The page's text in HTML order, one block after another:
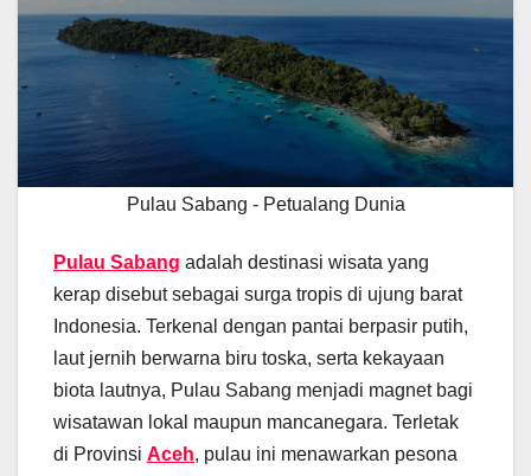
Pulau Sabang - Petualang Dunia
Pulau Sabang adalah destinasi wisata yang
kerap disebut sebagai surga tropis di ujung barat
Indonesia. Terkenal dengan pantai berpasir putih,
laut jernih berwarna biru toska, serta kekayaan
biota lautnya, Pulau Sabang menjadi magnet bagi
wisatawan lokal maupun mancanegara. Terletak
di Provinsi Aceh, pulau ini menawarkan pesona